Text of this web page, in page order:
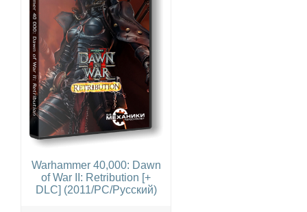
Warhammer 40,000: Dawn
of War II: Retribution [+
DLC] (2011/PC/Русский)